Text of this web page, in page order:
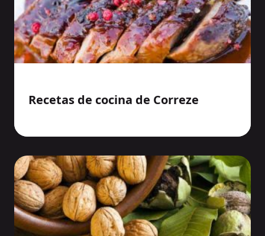
Recetas de cocina de Correze